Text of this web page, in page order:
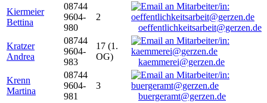
Kiermeier
Bettina
08744
9604-
980
2
oeffentlichkeitsarbeit@gerzen.de
Kratzer
Andrea
08744
9604-
983
17 (1.
OG)
kaemmerei@gerzen.de
Krenn
Martina
08744
9604-
981
3
buergeramt@gerzen.de